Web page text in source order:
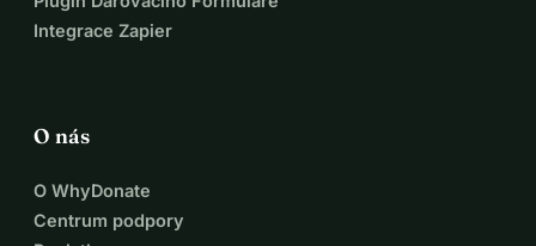
Integrace Zapier
O nás
O WhyDonate
Centrum podpory